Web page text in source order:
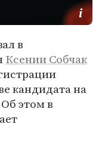
в
Ксении Собчак
кандидата на
этом в